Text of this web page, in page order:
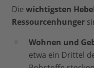
Die wichtigsten
Ressourcenhunger
Wohnen und
etwa ein Drittel